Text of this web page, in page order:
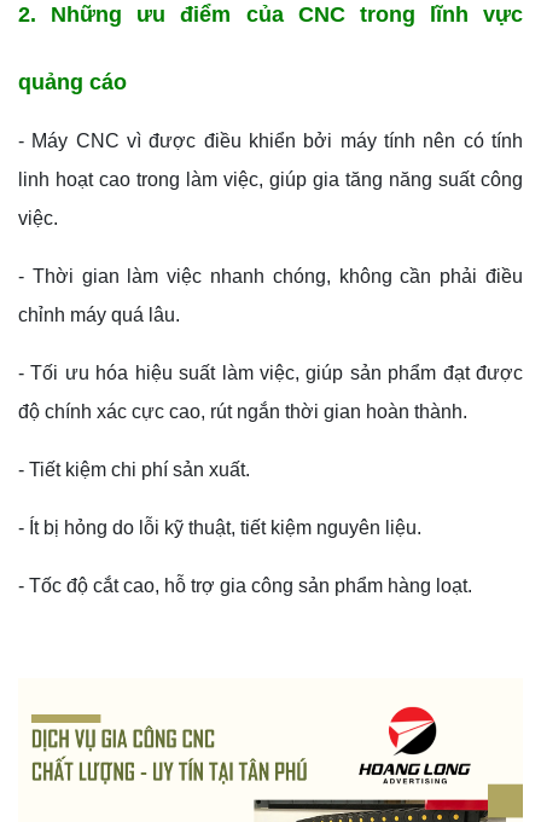
2. Những ưu điểm của CNC trong lĩnh vực
quảng cáo
- Máy CNC vì được điều khiển bởi máy tính nên có tính
linh hoạt cao trong làm việc, giúp gia tăng năng suất công
việc.
- Thời gian làm việc nhanh chóng, không cần phải điều
chỉnh máy quá lâu.
- Tối ưu hóa hiệu suất làm việc, giúp sản phẩm đạt được
độ chính xác cực cao, rút ngắn thời gian hoàn thành.
- Tiết kiệm chi phí sản xuất.
- Ít bị hỏng do lỗi kỹ thuật, tiết kiệm nguyên liệu.
- Tốc độ cắt cao, hỗ trợ gia công sản phẩm hàng loạt.